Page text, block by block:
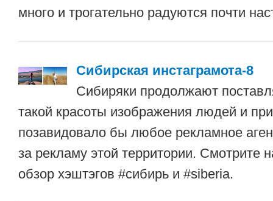
много и трогательно радуются почти
Сибирская инстаграмота-8
Сибиряки продолжают
такой красоты изображения людей и
позавидовало бы любое рекламное
за рекламу этой территории. Смотрите
обзор хэштэгов #сибирь и #siberia.